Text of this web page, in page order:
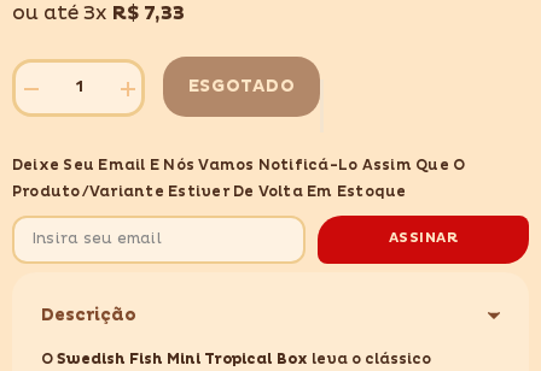
ou até 3x R$ 7,33
Diminuir
quantidade
FISH
TROPICAL
99G
Aumentar
quantidade
FISH
TROPICAL
99G
ESGOTADO
Deixe Seu Email E Nós Vamos Notificá-Lo Assim Que O
Produto/variante Estiver De Volta Em Estoque
ASSINAR
Descrição
O Swedish Fish Mini Tropical Box leva o clássico